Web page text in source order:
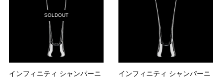
SOLDOUT
インフィニティ シャンパーニ
インフィニティ シャンパーニ